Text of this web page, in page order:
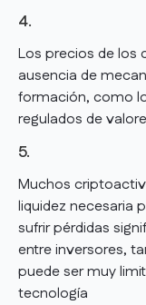
4.
Los precios de los
ausencia de
formación, como
regulados de
5.
Muchos
liquidez necesaria
sufrir pérdidas
entre inversores,
puede ser muy
tecnología